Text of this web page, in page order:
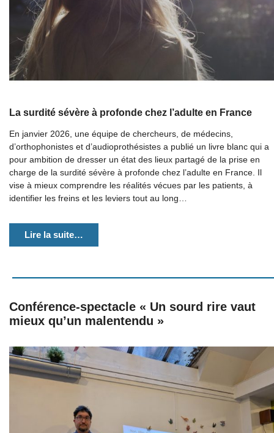
La surdité sévère à profonde chez l’adulte en France
En janvier 2026, une équipe de chercheurs, de médecins,
d’orthophonistes et d’audioprothésistes a publié un livre blanc qui a
pour ambition de dresser un état des lieux partagé de la prise en
charge de la surdité sévère à profonde chez l’adulte en France. Il
vise à mieux comprendre les réalités vécues par les patients, à
identifier les freins et les leviers tout au long…
Lire la suite…
Conférence-spectacle « Un sourd rire vaut
mieux qu’un malentendu »